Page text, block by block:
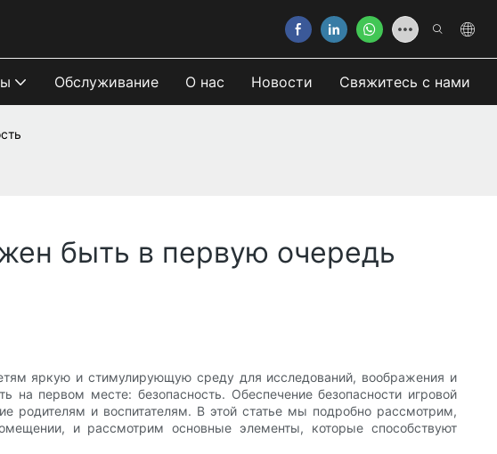
Обслуживание О нас Новости Свяжитесь с нами
быть в первую очередь
яркую и стимулирующую среду для исследований, воображения и
на первом месте: безопасность. Обеспечение безопасности игровой
родителям и воспитателям. В этой статье мы подробно рассмотрим,
и рассмотрим основные элементы, которые способствуют